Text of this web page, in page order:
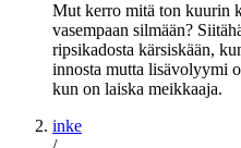
Mut kerro mitä ton kuurin
vasempaan silmään?
ripsikadosta kärsiskään,
innosta mutta lisävolyymi
kun on laiska meikkaaja.
inke